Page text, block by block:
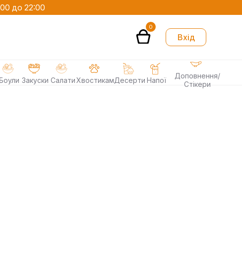
до 22:00
0
Вхід
Закуски СалатиХвостикамДесерти Напої
Доповнення/
Стікери